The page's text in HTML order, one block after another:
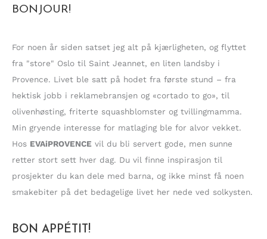
e
t
e
r
:
BONJOUR!
For noen år siden satset jeg alt på kjærligheten, og flyttet
fra "store" Oslo til Saint Jeannet, en liten landsby i
Provence. Livet ble satt på hodet fra første stund – fra
hektisk jobb i reklamebransjen og «cortado to go», til
olivenhøsting, friterte squashblomster og tvillingmamma.
Min gryende interesse for matlaging ble for alvor vekket.
Hos EVAiPROVENCE vil du bli servert gode, men sunne
retter stort sett hver dag. Du vil finne inspirasjon til
prosjekter du kan dele med barna, og ikke minst få noen
smakebiter på det bedagelige livet her nede ved solkysten.
BON APPÉTIT!